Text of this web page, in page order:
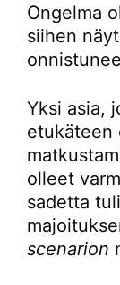
Ongelma
siihen
Yksi asia,
etukäteen
olleet
sadetta
scenarion